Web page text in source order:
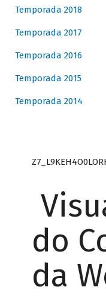
Temporada 2018
Temporada 2017
Temporada 2016
Temporada 2015
Temporada 2014
do
da